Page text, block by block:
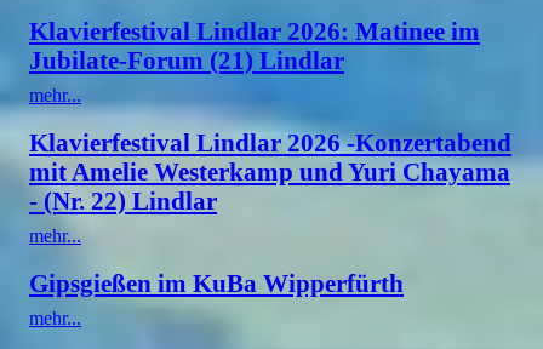
Klavierfestival Lindlar 2026: Matinee im
Jubilate-Forum (21) Lindlar
mehr...
Klavierfestival Lindlar 2026 -Konzertabend
mit Amelie Westerkamp und Yuri Chayama
- (Nr. 22) Lindlar
mehr...
Gipsgießen im KuBa Wipperfürth
mehr...